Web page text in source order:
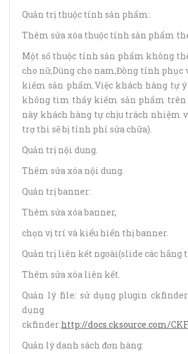
Quản trị thuộc tính sản phẩm:
Thêm sửa xóa thuộc tính sản phẩm
Một số thuộc tính sản phẩm không
cho nữ,Dùng cho nam,Đồng tính phục
kiếm sản phẩm.Việc khách hàng tự
không tìm thấy kiếm sản phẩm trên
này khách hàng tự chịu trách nhiệm
trợ thì sẽ bị tính phí sửa chữa).
Quản trị nội dung.
Thêm sửa xóa nội dung.
Quản trị banner:
Thêm sửa xóa banner,
chọn vị trí và kiểu hiển thị banner.
Quản trị liên kết ngoài(slide các hãng
Thêm sửa xóa liên kết.
Quản lý file: sử dụng plugin
dụng
ckfinder:http://docs.cksource.com/
Quản lý danh sách đơn hàng: